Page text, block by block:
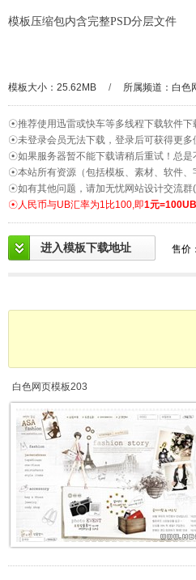
模板压缩包内含完整PSD分层文件
模板大小：25.62MB / 所属频道： 白色
☉推荐使用迅雷或快车等多线程下载软件下
☉未登录会员无法下载，登录后可获得更多
☉如果服务器暂不能下载请稍后重试！总是
☉本站所有资源（包括模板、素材、软件
☉如有其他问题，请加无忧网站设计交流群
☉人民币与UB汇率为1比100,即1元=100UB
进入模板下载地址 售价：
白色网页模板203